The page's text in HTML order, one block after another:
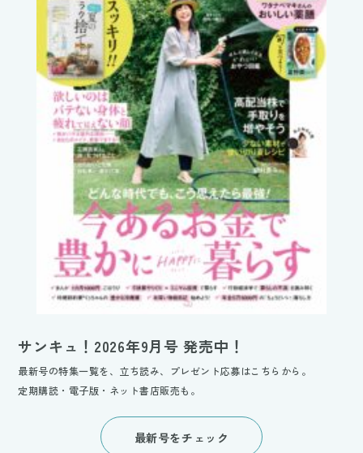
サンキュ！2026年9月号 発売中！
最新号の特集一覧を、立ち読み、プレゼント応募はこちらから。
定期購読・電子版・ネット書店販売も。
最新号をチェック